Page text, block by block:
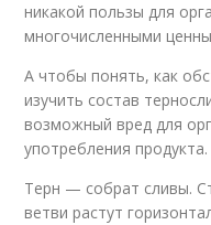
никакой пользы для
многочисленными
А чтобы понять, как
изучить состав
возможный вред для
употребления продукта.
Терн — собрат сливы.
ветви растут